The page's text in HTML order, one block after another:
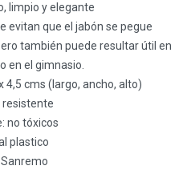
limpio y elegante
evitan que el jabón se pegue
también puede resultar útil en
en el gimnasio.
4,5 cms (largo, ancho, alto)
resistente
no tóxicos
plastico